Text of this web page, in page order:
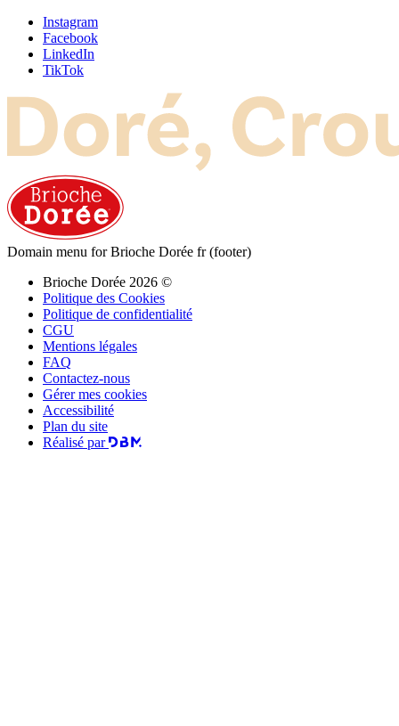
Instagram
Facebook
LinkedIn
TikTok
Domain menu for Brioche Dorée fr (footer)
Brioche Dorée 2026 ©
Politique des Cookies
Politique de confidentialité
CGU
Mentions légales
FAQ
Contactez-nous
Gérer mes cookies
Accessibilité
Plan du site
Réalisé par